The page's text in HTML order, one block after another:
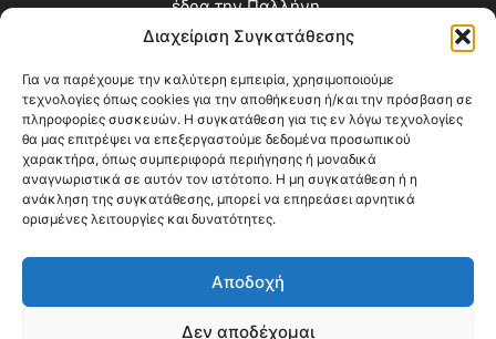
Διαχείριση Συγκατάθεσης
Για να παρέχουμε την καλύτερη εμπειρία, χρησιμοποιούμε
τεχνολογίες όπως cookies για την αποθήκευση ή/και την πρόσβαση σε
πληροφορίες συσκευών. Η συγκατάθεση για τις εν λόγω τεχνολογίες
θα μας επιτρέψει να επεξεργαστούμε δεδομένα προσωπικού
χαρακτήρα, όπως συμπεριφορά περιήγησης ή μοναδικά
αναγνωριστικά σε αυτόν τον ιστότοπο. Η μη συγκατάθεση ή η
ανάκληση της συγκατάθεσης, μπορεί να επηρεάσει αρνητικά
ορισμένες λειτουργίες και δυνατότητες.
Αποδοχή
Δεν αποδέχομαι
έδρα την Παλλήνη.
Επικοινωνία:info@neologosattikis.gr
ΑΚΟΛΟΥΘΗΣΕ ΜΑΣ
Videos Όροι Χρήσης